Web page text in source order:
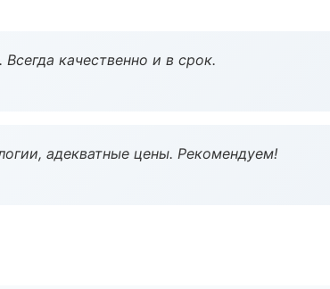
качественно и в срок.
адекватные цены. Рекомендуем!